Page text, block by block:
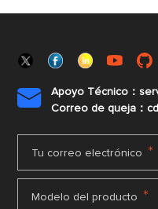

Apoyo Técnico：
Correo de queja：
Tu correo electrónico *
Modelo del producto *